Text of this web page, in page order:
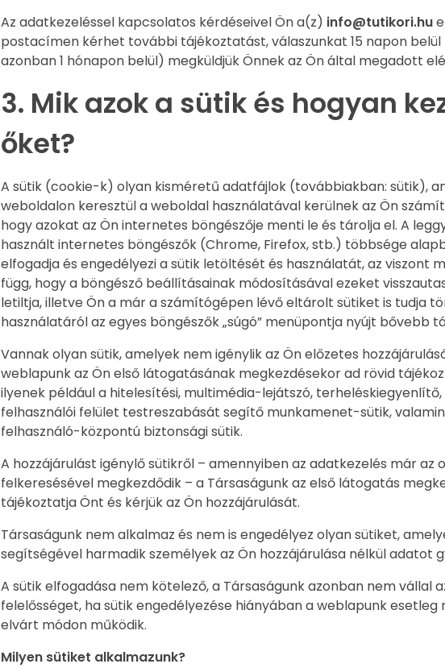
Az adatkezeléssel kapcsolatos kérdéseivel Ön a(z) info@tutikori.hu
postacímen kérhet további tájékoztatást, válaszunkat 15 napon
azonban 1 hónapon belül) megküldjük Önnek az Ön által megadott
3. Mik azok a sütik és hogyan
őket?
A sütik (cookie-k) olyan kisméretű adatfájlok (továbbiakban: sütik),
weboldalon keresztül a weboldal használatával kerülnek az Ön
hogy azokat az Ön internetes böngészője menti le és tárolja el. A
használt internetes böngészők (Chrome, Firefox, stb.) többsége
elfogadja és engedélyezi a sütik letöltését és használatát, az viszont
függ, hogy a böngésző beállításainak módosításával ezeket
letiltja, illetve Ön a már a számítógépen lévő eltárolt sütiket is tudja
használatáról az egyes böngészők „súgó” menüpontja nyújt bővebb
Vannak olyan sütik, amelyek nem igénylik az Ön előzetes
weblapunk az Ön első látogatásának megkezdésekor ad rövid
ilyenek például a hitelesítési, multimédia-lejátszó, terheléskiegyenlítő,
felhasználói felület testreszabását segítő munkamenet-sütik,
felhasználó-központú biztonsági sütik.
A hozzájárulást igénylő sütikről – amennyiben az adatkezelés már az
felkeresésével megkezdődik – a Társaságunk az első látogatás
tájékoztatja Önt és kérjük az Ön hozzájárulását.
Társaságunk nem alkalmaz és nem is engedélyez olyan sütiket,
segítségével harmadik személyek az Ön hozzájárulása nélkül adatot
A sütik elfogadása nem kötelező, a Társaságunk azonban nem vállal
felelősséget, ha sütik engedélyezése hiányában a weblapunk esetleg
elvárt módon működik.
Milyen sütiket alkalmazunk?